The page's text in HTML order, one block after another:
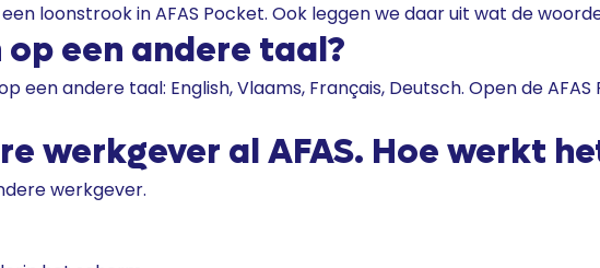
loonstrook in AFAS Pocket. Ook leggen we daar uit wat de
een andere taal?
een andere taal: English, Vlaams, Français, Deutsch. Open de
werkgever al AFAS. Hoe werkt
werkgever.